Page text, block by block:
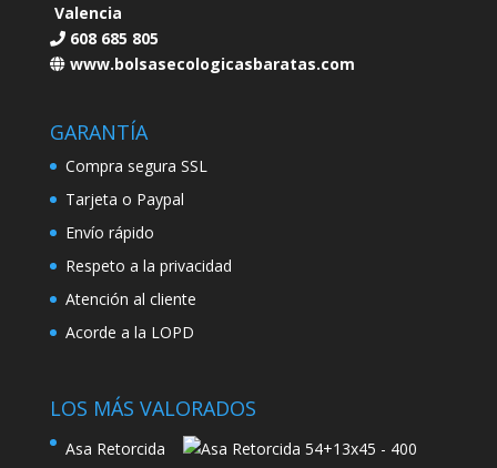
Valencia
608 685 805
www.bolsasecologicasbaratas.com
GARANTÍA
Compra segura SSL
Tarjeta o Paypal
Envío rápido
Respeto a la privacidad
Atención al cliente
Acorde a la LOPD
LOS MÁS VALORADOS
Asa Retorcida